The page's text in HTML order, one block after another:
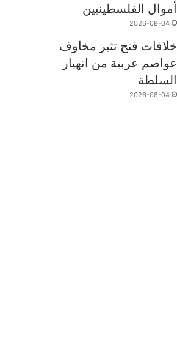
أموال الفلسطينيين
2026-08-04
خلافات فتح تثير مخاوف
عواصم عربية من انهيار
السلطة
2026-08-04